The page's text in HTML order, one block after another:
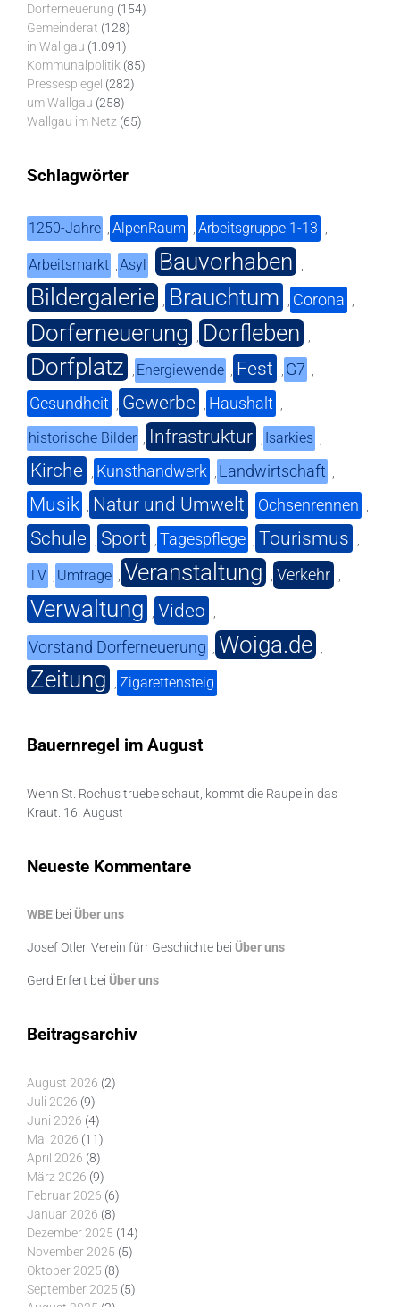
Dorferneuerung (154)
Gemeinderat (128)
in Wallgau (1.091)
Kommunalpolitik (85)
Pressespiegel (282)
um Wallgau (258)
Wallgau im Netz (65)
Schlagwörter
1250-Jahre , AlpenRaum , Arbeitsgruppe 1-13 ,
Arbeitsmarkt ,Asyl , Bauvorhaben ,
Bildergalerie , Brauchtum , Corona ,
Dorferneuerung , Dorfleben ,
Dorfplatz , Energiewende , Fest , G7 ,
Gesundheit , Gewerbe , Haushalt ,
historische Bilder , Infrastruktur , Isarkies ,
Kirche , Kunsthandwerk , Landwirtschaft ,
Musik , Natur und Umwelt , Ochsenrennen ,
Schule , Sport , Tagespflege , Tourismus ,
TV , Umfrage , Veranstaltung , Verkehr ,
Verwaltung , Video ,
Vorstand Dorferneuerung , Woiga.de ,
Zeitung , Zigarettensteig
Bauernregel im August
Wenn St. Rochus truebe schaut, kommt die Raupe in das
Kraut. 16. August
Neueste Kommentare
WBE bei Über uns
Josef Otler, Verein fürr Geschichte bei Über uns
Gerd Erfert bei Über uns
Beitragsarchiv
August 2026 (2)
Juli 2026 (9)
Juni 2026 (4)
Mai 2026 (11)
April 2026 (8)
März 2026 (9)
Februar 2026 (6)
Januar 2026 (8)
Dezember 2025 (14)
November 2025 (5)
Oktober 2025 (8)
September 2025 (5)